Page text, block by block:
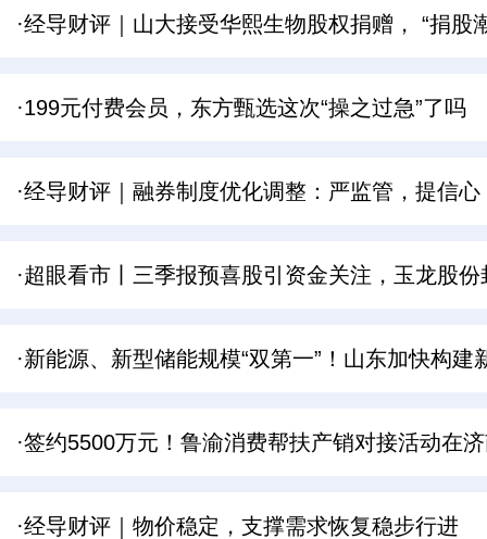
·经导财评｜山大接受华熙生物股权捐赠， “捐股
·199元付费会员，东方甄选这次“操之过急”了吗
·经导财评｜融券制度优化调整：严监管，提信心
·超眼看市丨三季报预喜股引资金关注，玉龙股份
·新能源、新型储能规模“双第一”！山东加快构建
·签约5500万元！鲁渝消费帮扶产销对接活动在
·经导财评｜物价稳定，支撑需求恢复稳步行进